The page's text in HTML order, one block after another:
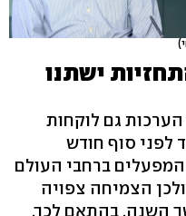
ישתנו
הערכות גם לוקחות
לפני סוף חודש
ברחבי העולם
הצמיחה צפויה
השנה. בהתאם לכך,